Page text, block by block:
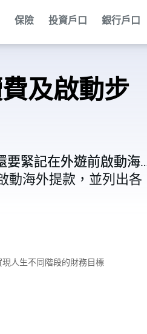
保險 投資戶口 銀行戶口
及啟動步
要緊記在外遊前啟動海
動海外提款，並列出各
要緊記在外遊前啟動海
動海外提款，並列出各
人生不同階段的財務目標